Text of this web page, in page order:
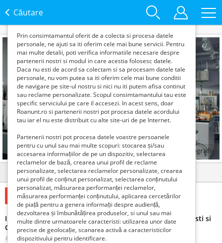
Căutare
fotografie
Detalii Contact
90 Lei
IDEAL INOX angajeaza CONSILIR VANZARI pentru Bucuresti si
Corbeanca
Romania, Locuri de munca, Bucuresti, Publicat 2 zile în urmă
date sunt folosite pentru analizarea traffic-ului pe site-ul
Prin consimtamantul oferit de a colecta si procesa datele
personale, ne ajuti sa iti oferim cele mai bune servicii. Pentru
mai multe detalii, poti verifica informatiile necesare despre
partenerii nostri si modul in care acestia folosesc datele.
Daca nu esti de acord sa colectam si sa procesam datele tale
personale, nu vom putea sa iti oferim cele mai bune conditii
de navigare pe site-ul nostru si nici nu iti putem afisa continut
sau reclame personalizate. Scopul consimtamantului tau este
specific serviciului pe care il accesezi. In acest sens, doar
Roanunt.ro si partenerii nostri pot procesa datele acordului
tau iar el nu este distribuit cu alte site-uri de pe Internet.
Partenerii nostri pot procesa datele voastre persoanele
pentru cu unul sau mai multe scopuri: stocarea și/sau
accesarea informațiilor de pe un dispozitiv, selectarea
reclamelor de bază, crearea unui profil de reclame
personalizate, selectarea reclamelor personalizate, crearea
unui profil de conținut personalizat, selectarea conținutului
personalizat, măsurarea performanței reclamelor,
măsurarea performanței conținutului, aplicarea cercetărilor
de piață pentru a genera informații despre audiență,
dezvoltarea și îmbunătățirea produselor, si unul sau mai
multe dintre urmatoarele caracteristi: utilizarea unor date
precise de geolocație, scanarea activă a caracteristicilor
dispozitivului pentru identificare.